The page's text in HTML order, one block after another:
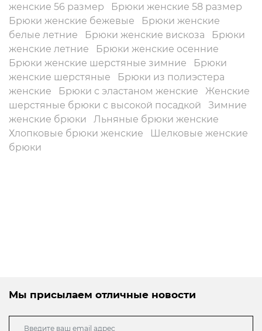
женские 56 размер
Брюки женские 58 размер
Брюки женские бежевые
Брюки женские
белые летние
Брюки женские вискоза
Брюки
женские летние
Брюки женские осенние
Брюки женские шерстяные зимние
Брюки
женские шерстяные
Брюки из полиэстера
женские
Брюки с эластаном женские
Женские
шерстяные брюки с высокой посадкой
Зимние
женские брюки
Льняные брюки женские
Хлопковые брюки женские
Шелковые женские
брюки
Мы присылаем отличные новости